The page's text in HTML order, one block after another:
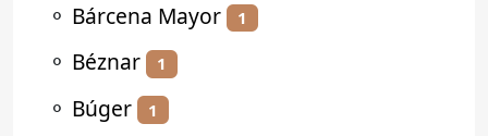
⚬ Bárcena Mayor 1
⚬ Béznar 1
⚬ Búger 1